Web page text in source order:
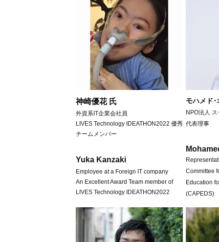
神崎優花 氏
外資系IT企業会社員
LIVES Technology IDEATHON2022 優秀
チームメンバー
Yuka Kanzaki
Employee at a Foreign IT company
An Excellent Award Team member of
LIVES Technology IDEATHON2022
モハメド･
NPO法人
代表理事
Committee
Education
(CAPEDS)